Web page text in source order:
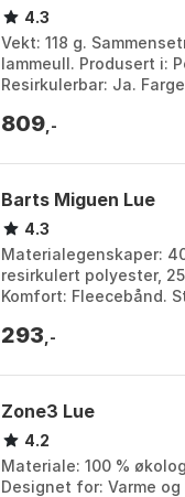
4.3
Vekt: 118 g.
lammeull. Produsert i:
Resirkulerbar: Ja.
Størrelse: One Size.
809 ,-
Barts Miguen Lue
4.3
Materialegenskaper:
resirkulert polyester,
Komfort: Fleecebånd.
Farge: Army...
293 ,-
Zone3 Lue
4.2
Materiale: 100 %
Designet for: Varme